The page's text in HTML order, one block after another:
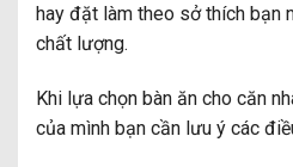
hay đặt làm theo sở thích bạn
chất lượng.
Khi lựa chọn bàn ăn cho căn
của mình bạn cần lưu ý các